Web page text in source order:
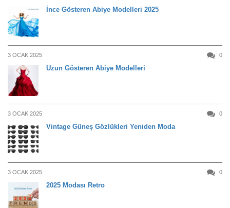
İnce Gösteren Abiye Modelleri 2025
3 OCAK 2025 0
Uzun Gösteren Abiye Modelleri
3 OCAK 2025 0
Vintage Güneş Gözlükleri Yeniden Moda
3 OCAK 2025 0
2025 Modası Retro